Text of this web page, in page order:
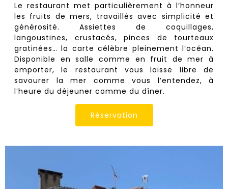
Le restaurant met particulièrement à l’honneur
les fruits de mers, travaillés avec simplicité et
générosité. Assiettes de coquillages,
langoustines, crustacés, pinces de tourteaux
gratinées… la carte célèbre pleinement l’océan.
Disponible en salle comme en fruit de mer à
emporter, le restaurant vous laisse libre de
savourer la mer comme vous l’entendez, à
l’heure du déjeuner comme du dîner.
Réservation